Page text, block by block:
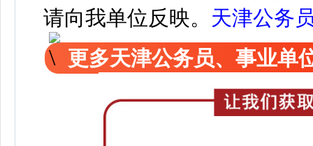
请向我单位反映。 天津公务
更多天津公务员、事业单